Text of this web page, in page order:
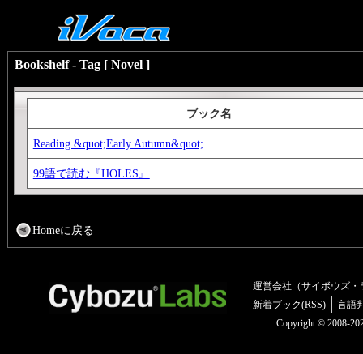
Bookshelf - Tag [ Novel ]
ブック名
Reading &quot;Early Autumn&quot;
99語で読む『HOLES』
Homeに戻る
運営会社（サイボウズ・
新着ブック(RSS)
言語
Copyright © 2008-